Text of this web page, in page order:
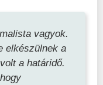
vagyok.
elkészülnek a
a határidő.